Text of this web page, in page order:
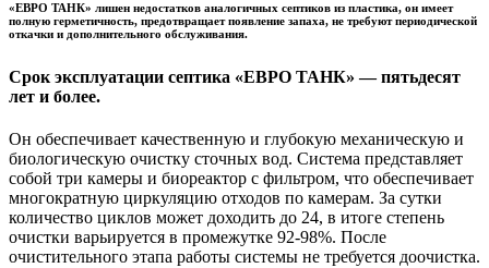
«ЕВРО ТАНК» лишен недостатков аналогичных септиков из пластика, он имеет
полную герметичность, предотвращает появление запаха, не требуют периодической
откачки и дополнительного обслуживания.
Срок эксплуатации септика «ЕВРО ТАНК» — пятьдесят
лет и более.
Он обеспечивает качественную и глубокую механическую и
биологическую очистку сточных вод. Система представляет
собой три камеры и биореактор с фильтром, что обеспечивает
многократную циркуляцию отходов по камерам. За сутки
количество циклов может доходить до 24, в итоге степень
очистки варьируется в промежутке 92-98%. После
очистительного этапа работы системы не требуется доочистка.